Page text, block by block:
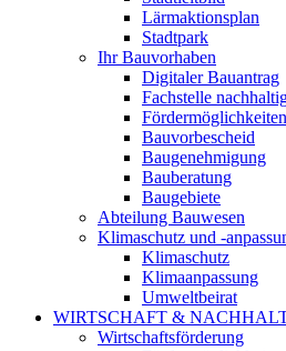
Lärmaktionsplan
Stadtpark
Ihr Bauvorhaben
Digitaler Bauantrag
Fachstelle
Fördermöglichkeiten
Bauvorbescheid
Baugenehmigung
Bauberatung
Baugebiete
Abteilung Bauwesen
Klimaschutz und -
Klimaschutz
Klimaanpassung
Umweltbeirat
WIRTSCHAFT &
Wirtschaftsförderung